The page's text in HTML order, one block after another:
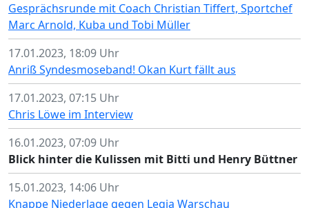
Gesprächsrunde mit Coach Christian Tiffert, Sportchef
Marc Arnold, Kuba und Tobi Müller
17.01.2023, 18:09 Uhr
Anriß Syndesmoseband! Okan Kurt fällt aus
17.01.2023, 07:15 Uhr
Chris Löwe im Interview
16.01.2023, 07:09 Uhr
Blick hinter die Kulissen mit Bitti und Henry Büttner
15.01.2023, 14:06 Uhr
Knappe Niederlage gegen Legia Warschau